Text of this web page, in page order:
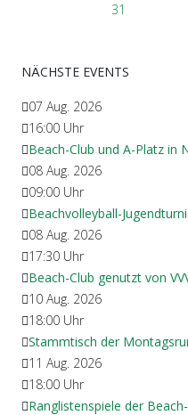
31
NÄCHSTE EVENTS
07 Aug. 2026
16:00 Uhr
Beach-Club und A-Platz in
08 Aug. 2026
09:00 Uhr
Beachvolleyball-
08 Aug. 2026
17:30 Uhr
Beach-Club genutzt von
10 Aug. 2026
18:00 Uhr
Stammtisch der
11 Aug. 2026
18:00 Uhr
Ranglistenspiele der